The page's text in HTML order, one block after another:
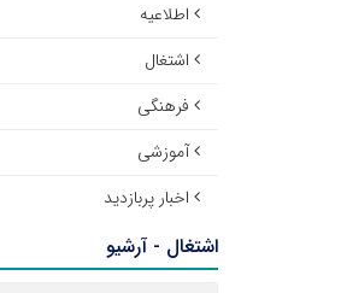
اطلاعیه
اشتغال
فرهنگی
آموزشی
اخبار پربازدید
اشتغال - آرشیو